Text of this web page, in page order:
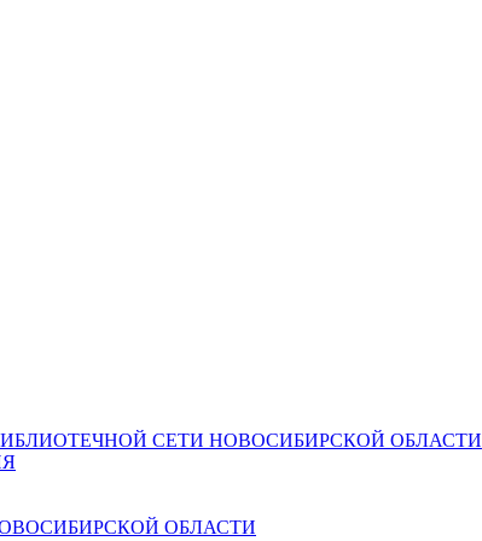
СЕТИ НОВОСИБИРСКОЙ ОБЛАСТИ
ОБЛАСТИ